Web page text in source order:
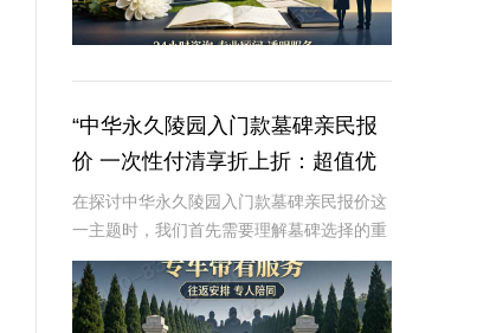
“中华永久陵园入门款墓碑亲民报
价 一次性付清享折上折：超值优
惠与便捷选择的完美结合”
在探讨中华永久陵园入门款墓碑亲民报价这
一主题时，我们首先需要理解墓碑选择的重
要性及其对逝者与生者的影响。墓碑不仅是
对逝者的纪念，也是对生者情感的寄托。因
此，选择一款既符合预算又具有纪念意义的